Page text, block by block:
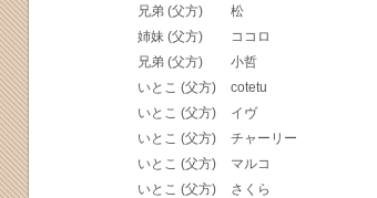
兄弟 (父方) 松
姉妹 (父方) ココロ
兄弟 (父方) 小哲
いとこ (父方) cotetu
いとこ (父方) イヴ
いとこ (父方) チャーリー
いとこ (父方) マルコ
いとこ (父方) さくら